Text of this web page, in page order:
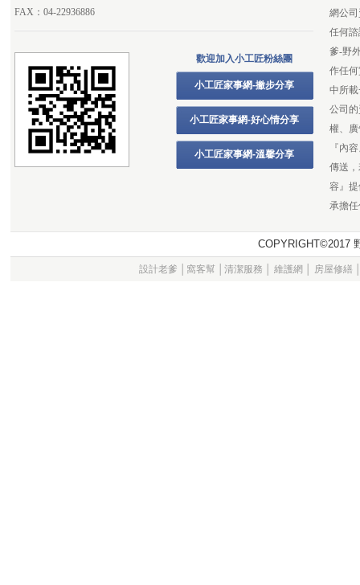
FAX：04-22936886
歡迎加入小工匠粉絲團
小工匠家事網-撇步分享
小工匠家事網-好心情分享
小工匠家事網-溫馨分享
網公
任何
爹-野
作任
中所
公司
權、
『內
傳送
容』
承擔
設計老爹 窩客幫 清潔服務 維護網 房屋修繕